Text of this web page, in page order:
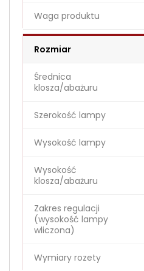
Waga produktu
Rozmiar
Średnica
klosza/abażuru
Szerokość lampy
Wysokość lampy
Wysokość
klosza/abażuru
Zakres regulacji
(wysokość lampy
wliczona)
Wymiary rozety